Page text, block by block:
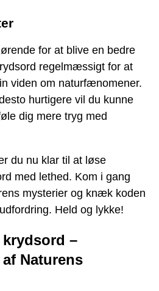
for at blive en bedre
regelmæssigt for at
viden om naturfænomener.
hurtigere vil du kunne
dig mere tryg med
du nu klar til at løse
med lethed. Kom i gang
mysterier og knæk koden
Held og lykke!
–
Naturens